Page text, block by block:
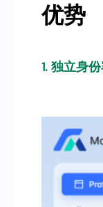
优势
1. 独立身